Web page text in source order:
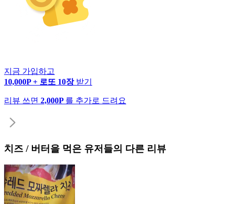
지금 가입하고
10,000P + 로또 10장 받기
리뷰 쓰면 2,000P 를 추가로 드려요
치즈 / 버터 을 먹은 유저들의 다른 리뷰